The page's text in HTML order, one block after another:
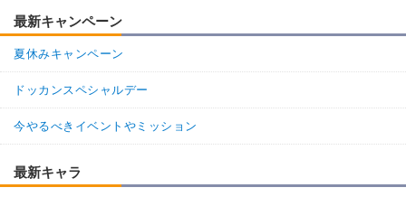
最新キャンペーン
夏休みキャンペーン
ドッカンスペシャルデー
今やるべきイベントやミッション
最新キャラ